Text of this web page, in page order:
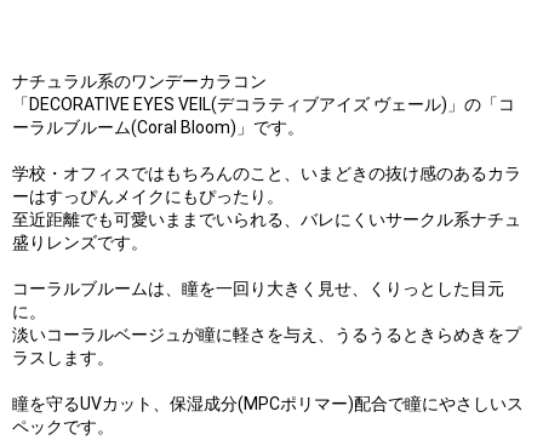
ナチュラル系のワンデーカラコン
「DECORATIVE EYES VEIL(デコラティブアイズ ヴェール)」の「コ
ーラルブルーム(Coral Bloom)」です。
学校・オフィスではもちろんのこと、いまどきの抜け感のあるカラ
ーはすっぴんメイクにもぴったり。
至近距離でも可愛いままでいられる、バレにくいサークル系ナチュ
盛りレンズです。
コーラルブルームは、瞳を一回り大きく見せ、くりっとした目元
に。
淡いコーラルベージュが瞳に軽さを与え、うるうるときらめきをプ
ラスします。
瞳を守るUVカット、保湿成分(MPCポリマー)配合で瞳にやさしいス
ペックです。